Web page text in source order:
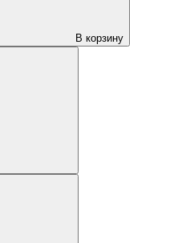
В корзину